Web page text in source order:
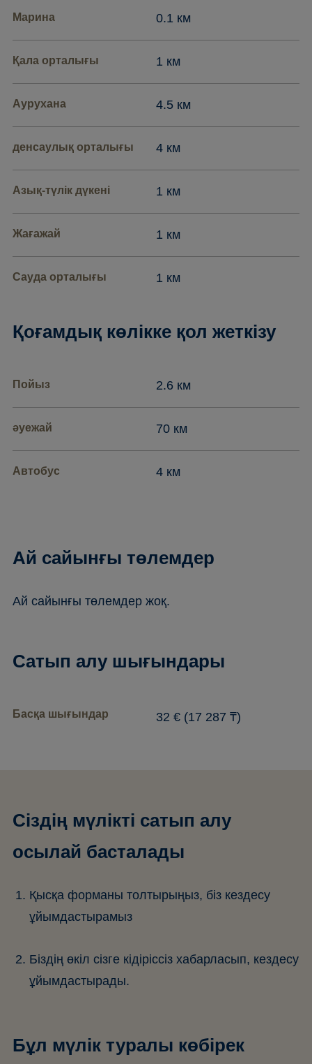
Марина 0.1 км
Қала орталығы 1 км
Аурухана 4.5 км
денсаулық орталығы 4 км
Азық-түлік дүкені 1 км
Жағажай 1 км
Сауда орталығы 1 км
Қоғамдық көлікке қол жеткізу
Пойыз 2.6 км
әуежай 70 км
Автобус 4 км
Ай сайынғы төлемдер
Ай сайынғы төлемдер жоқ.
Сатып алу шығындары
Басқа шығындар 32 € (17 287 ₸)
Сіздің мүлікті сатып алу
осылай басталады
Қысқа форманы толтырыңыз, біз кездесу
ұйымдастырамыз
Біздің өкіл сізге кідіріссіз хабарласып, кездесу
ұйымдастырады.
Бұл мүлік туралы көбірек